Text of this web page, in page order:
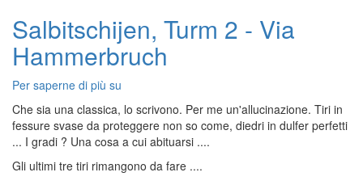
Salbitschijen, Turm 2 - Via
Hammerbruch
Per saperne di più su
Turm
2
-
Via
Hammerbruch
Che sia una classica, lo scrivono. Per me un'allucinazione. Tiri in
fessure svase da proteggere non so come, diedri in dulfer perfetti
... I gradi ? Una cosa a cui abituarsi ....
Gli ultimi tre tiri rimangono da fare ....